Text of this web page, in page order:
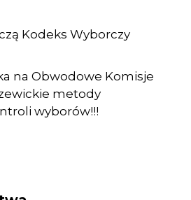
Kodeks Wyborczy
na Obwodowe Komisje
metody
wyborów!!!